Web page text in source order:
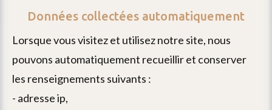
Données collectées automatiquement
lorsque vous visitez et utilisez notre site, nous
pouvons automatiquement recueillir et conserver
les renseignements suivants :
- adresse ip,